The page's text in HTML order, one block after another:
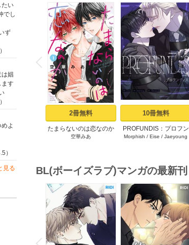
たい
でし
ず
娼
ます
よ
）
見る
P
r
e
v
i
o
u
s
2冊無料
たまらないのは恋なのか
（１）【シーモア限定特
空華みあ
10冊無料
PROFUNDIS：プロフン
ディス【タテヨミ】1
Morphish / Eise / Jaeyoung
BL(ボーイズラブ)マンガの最新刊
P
r
e
v
i
o
u
s